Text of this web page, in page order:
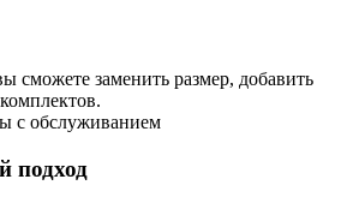
сможете заменить размер, добавить
подход